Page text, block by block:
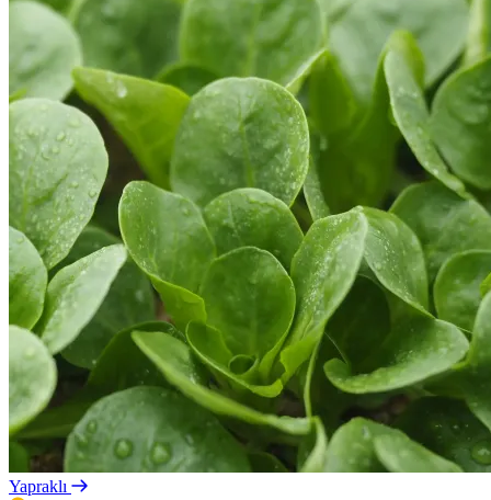
Yapraklı